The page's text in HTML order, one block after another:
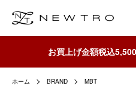
お買上げ金額税込
ホーム BRAND MBT